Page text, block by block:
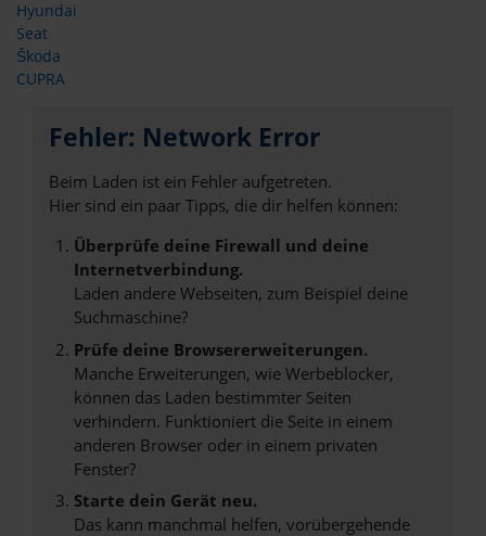
Hyundai
Seat
Škoda
CUPRA
Fehler: Network Error
Beim Laden ist ein Fehler aufgetreten.
Hier sind ein paar Tipps, die dir helfen können:
Überprüfe deine Firewall und deine
Internetverbindung.
Laden andere Webseiten, zum Beispiel deine
Suchmaschine?
Prüfe deine Browsererweiterungen.
Manche Erweiterungen, wie Werbeblocker,
können das Laden bestimmter Seiten
verhindern. Funktioniert die Seite in einem
anderen Browser oder in einem privaten
Fenster?
Starte dein Gerät neu.
Das kann manchmal helfen, vorübergehende